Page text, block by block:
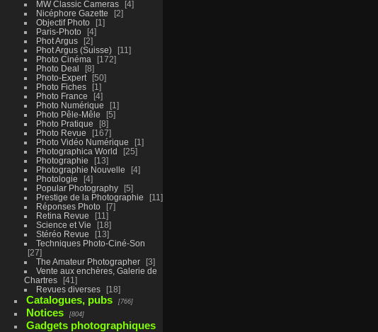
MW Classic Cameras
4
Nicéphore Gazette
2
Objectif Photo
1
Paris-Photo
4
Phot Argus
2
Phot Argus (Suisse)
11
Photo Cinéma
172
Photo Deal
8
Photo-Expert
50
Photo Fiches
1
Photo France
4
Photo Numérique
1
Photo Pêle-Mêle
5
Photo Pratique
8
Photo Revue
167
Photo Vidéo Numérique
1
Photographica World
25
Photographie
13
Photographie Nouvelle
4
Photologie
4
Popular Photography
5
Prestige de la Photographie
11
Réponses Photo
7
Retina Revue
11
Science et Vie
18
Stéréo Revue
13
Techniques Photo-Ciné-Son
27
The Amateur Photographer
3
Vente aux enchères, Galerie de
Chartres
41
Revues diverses
18
Catalogues, pubs 766
Notices 804
Gadgets photographiques